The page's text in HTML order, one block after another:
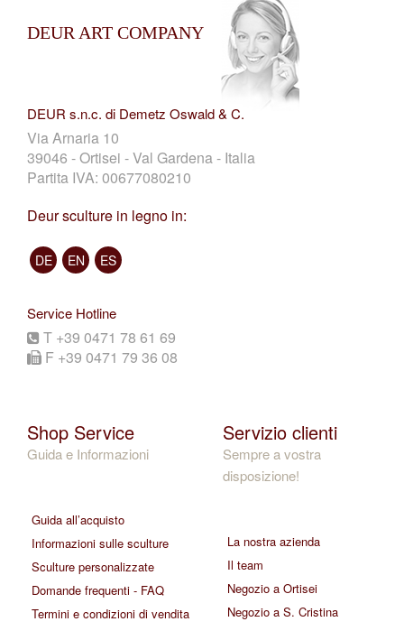
DEUR ART COMPANY
DEUR s.n.c. di Demetz Oswald & C.
Via Arnaria 10
39046 - Ortisei - Val Gardena - Italia
Partita IVA: 00677080210
Deur sculture in legno in:
DE EN ES
Service Hotline
T +39 0471 78 61 69
F +39 0471 79 36 08
Shop Service
Guida e Informazioni
Guida all’acquisto
Informazioni sulle sculture
Sculture personalizzate
Domande frequenti - FAQ
Termini e condizioni di vendita
Servizio clienti
Sempre a vostra
disposizione!
La nostra azienda
Il team
Negozio a Ortisei
Negozio a S. Cristina